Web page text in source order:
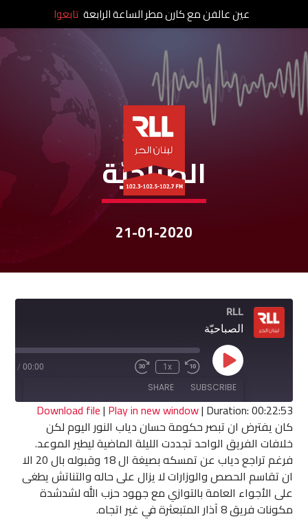
نشرات الأخبار
الصباحيّة
21-01-2020
RLL
الصباحيّة
Play
Episode
Rewind
10
Seconds
1x
Fast
seconds
00:00
/
SUBSCRIBE
SHARE
RSS FEED
SHARE
LINK
EMBED
Download file| Play in new window| Duration: 00:22:53
كان يفترض ان تبصر حكومة حسان دياب النور اليوم لكن
خلافات الفريق الواحد تجددت الليلة الماضية ليطير الموعد.
فرغم تراجع دياب عن تمسكه بصيغة ال 18 وقبوله بال 20 الا
ان تقاسم الحصص والوزارات لا يزال على حاله والتناتش يطغى
على الأجواء العامة بالتوازي مع جهود حزب الله لشدشدة
مكونات فريق 8 آذار المتبعثرة في غير اتجاه.
عين عالفن مع كارن مطر الساعة الرابعة تابعوا